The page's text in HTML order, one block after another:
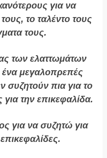
για να
το ταλέντο τους
τους.
των ελαττωμάτων
μεγαλοπρεπές
συζητούν πια για το
την επικεφαλίδα.
για να συζητώ για